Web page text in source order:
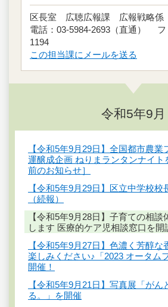
区長室 広聴広報課 広報戦略
電話：03-5984-2693（直通） フ
1194
この担当課にメールを送る
令和5年9月
【令和5年9月29日】全国都市農
運醸成企画 ねりまランタンナイト
前のお知らせ］
【令和5年9月29日】区立中学校校
（続報）
【令和5年9月28日】子育ての相
します 医療的ケア児相談窓口を開
【令和5年9月27日】色濃く芳醇
楽しみください♪「2023 オータム
開催！
【令和5年9月21日】写真展「がん
る。」を開催